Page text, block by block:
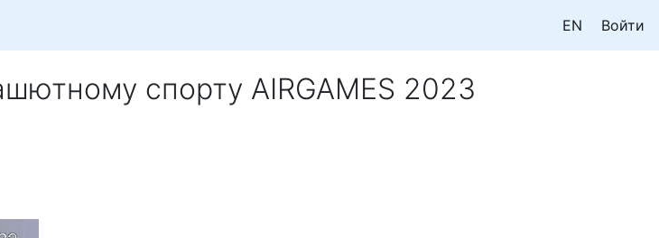
EN Войти
спорту AIRGAMES 2023